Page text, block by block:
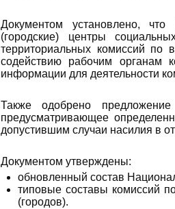
Документом установлено,
(городские) центры
территориальных комиссий по
содействию рабочим органам
информации для деятельности
Также одобрено
предусматривающее
допустившим случаи насилия в
Документом утверждены:
обновленный состав
типовые составы комиссий
(городов).